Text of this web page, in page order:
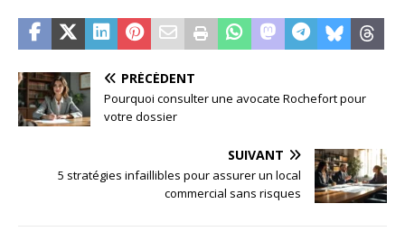
PRÉCÉDENT
Pourquoi consulter une avocate Rochefort pour
votre dossier
SUIVANT
5 stratégies infaillibles pour assurer un local
commercial sans risques